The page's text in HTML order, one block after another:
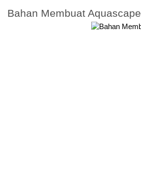
Bahan Membuat Aquascape